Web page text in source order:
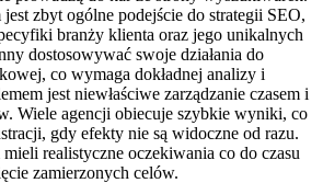
jest zbyt ogólne podejście do strategii SEO,
branży klienta oraz jego unikalnych
dostosowywać swoje działania do
co wymaga dokładnej analizy i
jest niewłaściwe zarządzanie czasem i
Wiele agencji obiecuje szybkie wyniki, co
gdy efekty nie są widoczne od razu.
realistyczne oczekiwania co do czasu
zamierzonych celów.